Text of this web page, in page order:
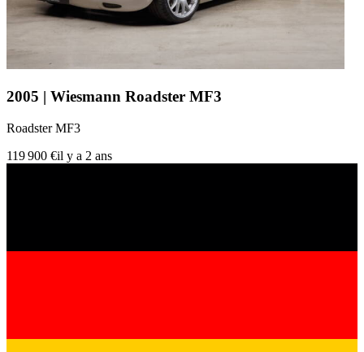
2005 | Wiesmann Roadster MF3
Roadster MF3
119 900 €il y a 2 ans